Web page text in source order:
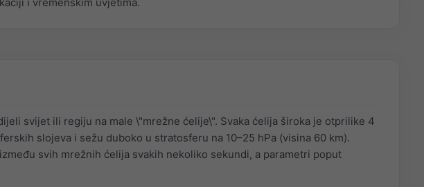
svijet ili regiju na male \"mrežne ćelije\". Svaka ćelija široka je otprilike 4
slojeva i sežu duboko u stratosferu na 10–25 hPa (visina 60 km).
svih mrežnih ćelija svakih nekoliko sekundi, a parametri poput